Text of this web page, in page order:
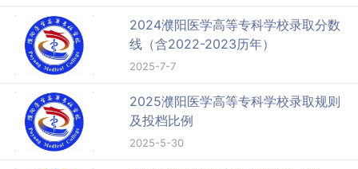
2024濮阳医学高等专科学校录取分数
线（含2022-2023历年）
2025-7-7
2025濮阳医学高等专科学校录取规则
及投档比例
2025-5-30